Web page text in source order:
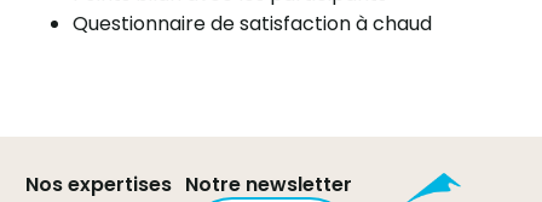
Questionnaire de satisfaction à chaud
Nos expertises Notre newsletter